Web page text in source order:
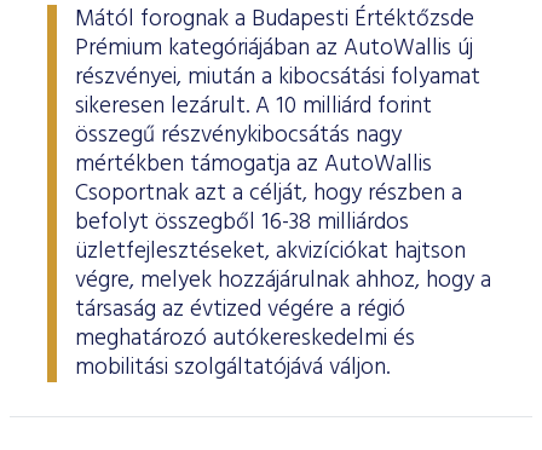
Mától forognak a Budapesti Értéktőzsde
Prémium kategóriájában az AutoWallis új
részvényei, miután a kibocsátási folyamat
sikeresen lezárult. A 10 milliárd forint
összegű részvénykibocsátás nagy
mértékben támogatja az AutoWallis
Csoportnak azt a célját, hogy részben a
befolyt összegből 16-38 milliárdos
üzletfejlesztéseket, akvizíciókat hajtson
végre, melyek hozzájárulnak ahhoz, hogy a
társaság az évtized végére a régió
meghatározó autókereskedelmi és
mobilitási szolgáltatójává váljon.